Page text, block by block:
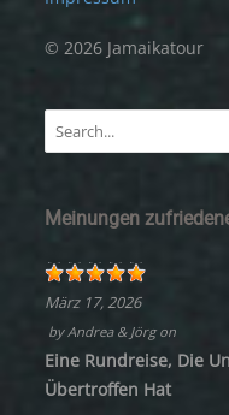
© 2026 Jamaikatour
Meinungen
März 17, 2026
by Andrea & Jörgon
Eine Rundreise, Die
Übertroffen Hat